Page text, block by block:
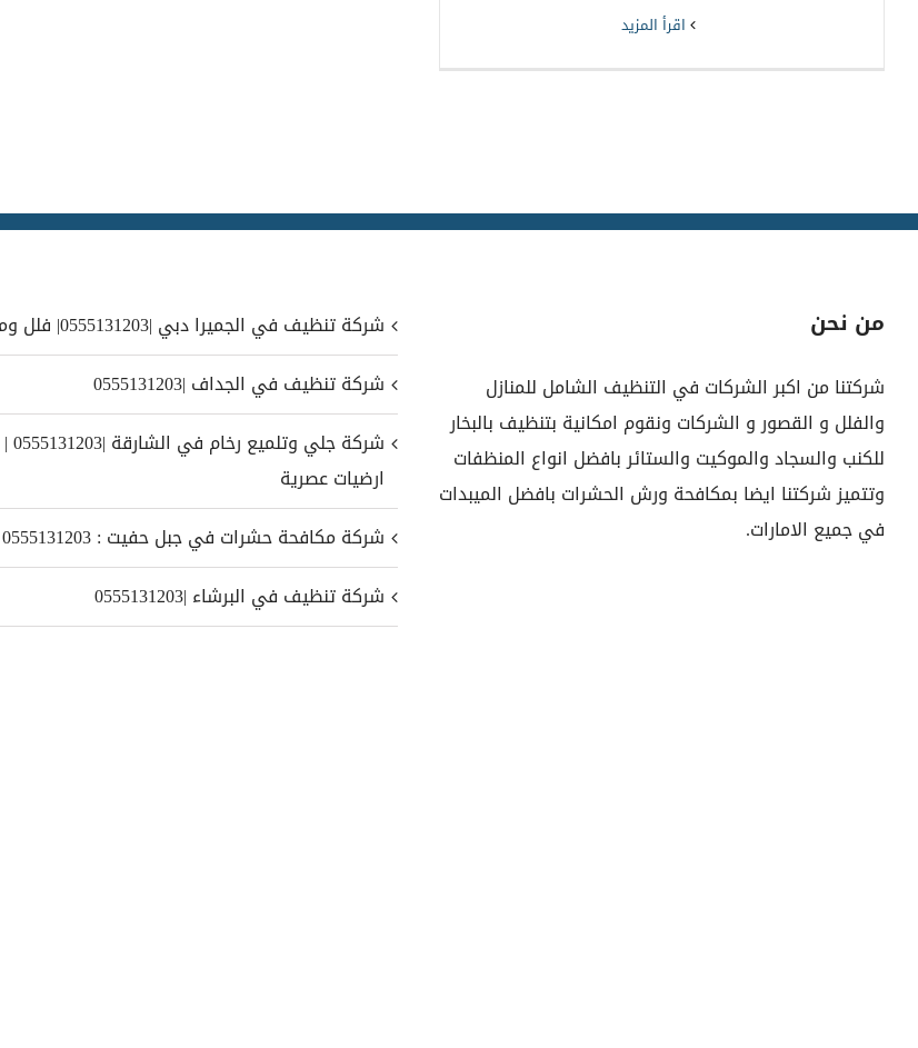
‫اقرأ المزيد
من نحن
شركتنا من اكبر الشركات في التنظيف الشامل للمنازل
والفلل و القصور و الشركات ونقوم امكانية بتنظيف بالبخار
للكنب والسجاد والموكيت والستائر بافضل انواع المنظفات
وتتميز شركتنا ايضا بمكافحة ورش الحشرات بافضل الميبدات
في جميع الامارات.
شركة تنظيف في الجميرا دبي |0555131203| فلل ومنازل
شركة تنظيف في الجداف |0555131203
شركة جلي وتلميع رخام في الشارقة |0555131203 |
ارضيات عصرية
شركة مكافحة حشرات في جبل حفيت : 0555131203
شركة تنظيف في البرشاء |0555131203